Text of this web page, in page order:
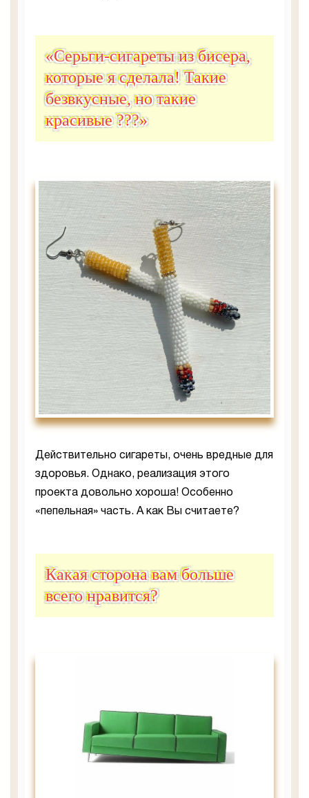
«Серьги-сигареты из бисера,
которые я сделала! Такие
безвкусные, но такие
красивые ???»
Действительно сигареты, очень вредные для
здоровья. Однако, реализация этого
проекта довольно хороша! Особенно
«пепельная» часть. А как Вы считаете?
Какая сторона вам больше
всего нравится?